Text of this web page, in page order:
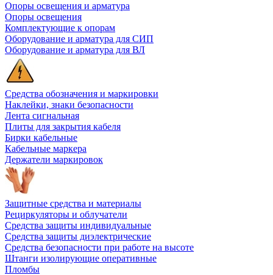
Опоры освещения и арматура
Опоры освещения
Комплектующие к опорам
Оборудование и арматура для СИП
Оборудование и арматура для ВЛ
Средства обозначения и маркировки
Наклейки, знаки безопасности
Лента сигнальная
Плиты для закрытия кабеля
Бирки кабельные
Кабельные маркера
Держатели маркировок
Защитные средства и материалы
Рециркуляторы и облучатели
Средства защиты индивидуальные
Средства защиты диэлектрические
Средства безопасности при работе на высоте
Штанги изолирующие оперативные
Пломбы